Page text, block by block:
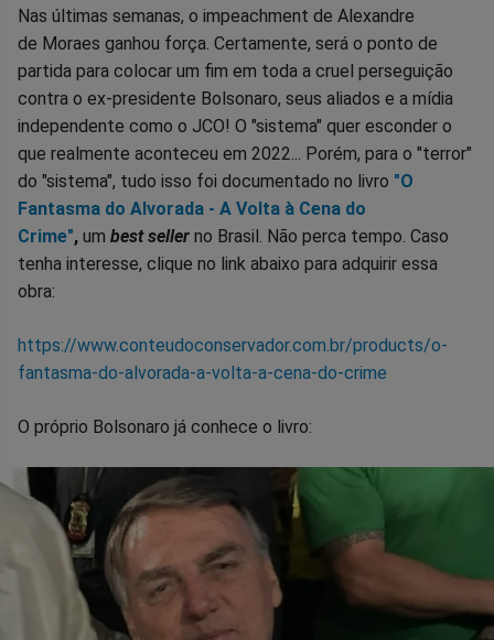
Nas últimas semanas, o impeachment de Alexandre
de Moraes ganhou força. Certamente, será o ponto de
partida para colocar um fim em toda a cruel perseguição
contra o ex-presidente Bolsonaro, seus aliados e a mídia
independente como o JCO! O "sistema" quer esconder o
que realmente aconteceu em 2022... Porém, para o "terror"
do "sistema", tudo isso foi documentado no livro "O
Fantasma do Alvorada - A Volta à Cena do
Crime", um best seller no Brasil. Não perca tempo. Caso
tenha interesse, clique no link abaixo para adquirir essa
obra:
https://www.conteudoconservador.com.br/products/o-
fantasma-do-alvorada-a-volta-a-cena-do-crime
O próprio Bolsonaro já conhece o livro: